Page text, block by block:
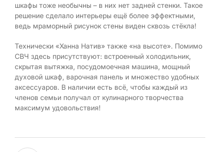
шкафы тоже необычны – в них нет задней стенки. Такое
решение сделало интерьеры ещё более эффектными,
ведь мраморный рисунок стены виден сквозь стёкла!
Технически «Ханна Натив» также «на высоте». Помимо
СВЧ здесь присутствуют: встроенный холодильник,
скрытая вытяжка, посудомоечная машина, мощный
духовой шкаф, варочная панель и множество удобных
аксессуаров. В наличии есть всё, чтобы каждый из
членов семьи получал от кулинарного творчества
максимум удовольствия!